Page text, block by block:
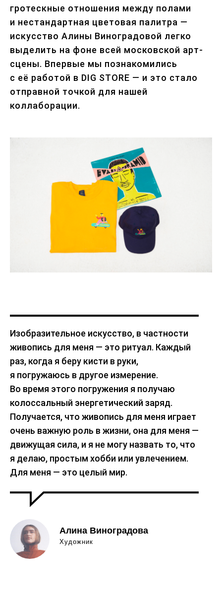
гротескные отношения между полами
и нестандартная цветовая палитра —
искусство Алины Виноградовой легко
выделить на фоне всей московской арт-
сцены. Впервые мы познакомились
с её работой в DIG STORE — и это стало
отправной точкой для нашей
коллаборации.
Изобразительное искусство, в частности
живопись для меня — это ритуал. Каждый
раз, когда я беру кисти в руки,
я погружаюсь в другое измерение.
Во время этого погружения я получаю
колоссальный энергетический заряд.
Получается, что живопись для меня играет
очень важную роль в жизни, она для меня —
движущая сила, и я не могу назвать то, что
я делаю, простым хобби или увлечением.
Для меня — это целый мир.
Алина Виноградова
Художник